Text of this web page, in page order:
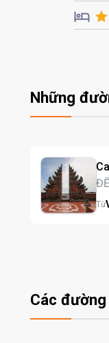
Những
Từ
Các